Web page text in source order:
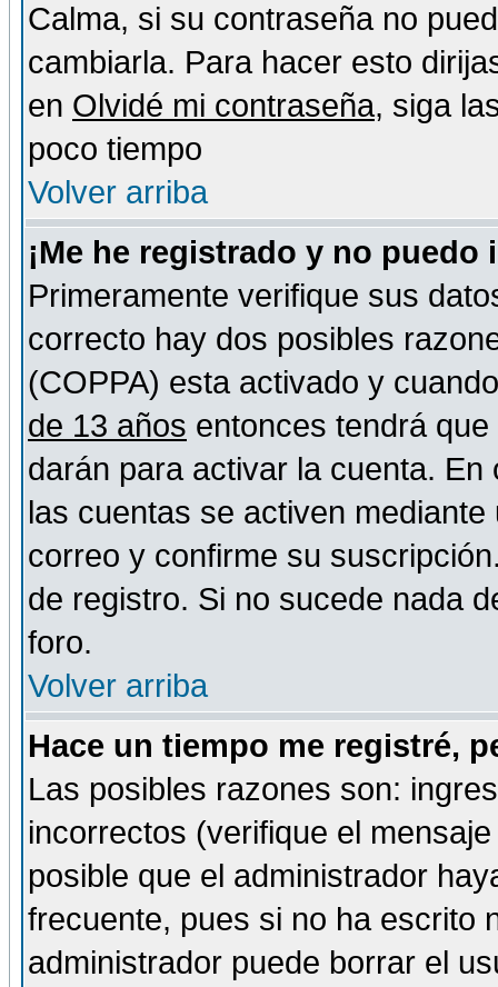
Calma, si su contraseña no
cambiarla. Para hacer esto
en Olvidé mi contraseña, siga
poco tiempo
Volver arriba
¡Me he registrado y no puedo
Primeramente verifique sus
correcto hay dos posibles
(COPPA) esta activado y
de 13 años entonces tendrá
darán para activar la cuenta.
las cuentas se activen
correo y confirme su
de registro. Si no sucede nada
foro.
Volver arriba
Hace un tiempo me registré,
Las posibles razones son:
incorrectos (verifique el
posible que el administrador
frecuente, pues si no ha escrito
administrador puede borrar el